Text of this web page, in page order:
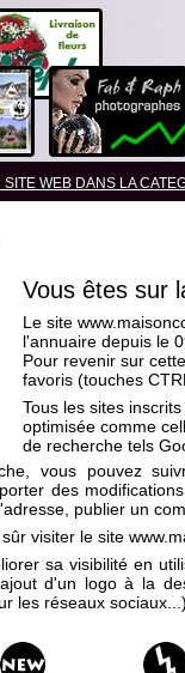
SITE WEB DANS LA
Vous êtes sur
Le site
l'annuaire depuis le
Pour revenir sur
favoris (touches
Tous les sites
optimisée comme
de recherche tels
vous pouvez
des
publier un
visiter le site
sa visibilité en
d'un logo à la
les réseaux sociaux...)